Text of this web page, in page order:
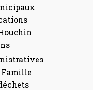
Famille